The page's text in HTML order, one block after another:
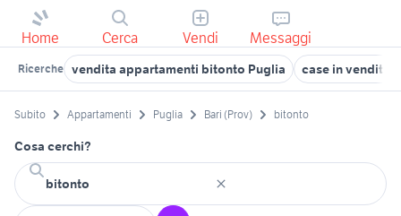
Home Cerca Vendi Messaggi
Ricerche vendita appartamenti bitonto Puglia case in vendita
Subito Appartamenti Puglia Bari (Prov) bitonto
Cosa cerchi?